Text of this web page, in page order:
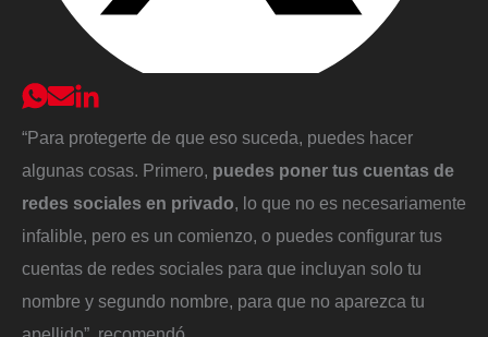
“Para protegerte de que eso suceda, puedes hacer
algunas cosas. Primero, puedes poner tus cuentas de
redes sociales en privado , lo que no es necesariamente
infalible, pero es un comienzo, o puedes configurar tus
cuentas de redes sociales para que incluyan solo tu
nombre y segundo nombre, para que no aparezca tu